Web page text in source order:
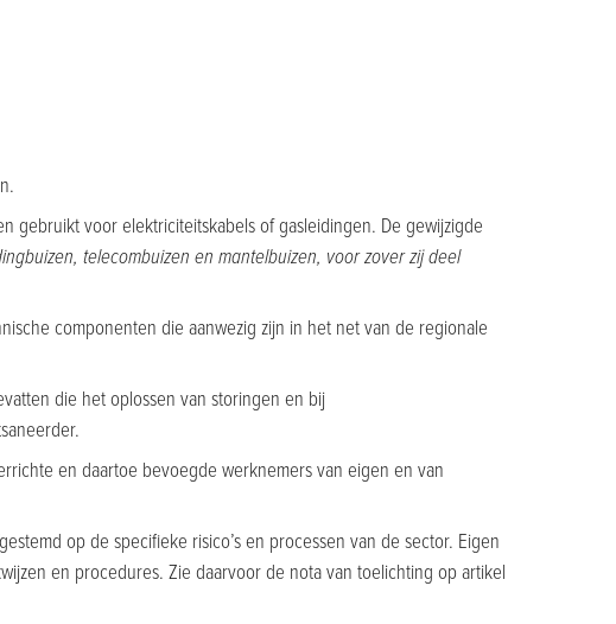
gebruikt voor elektriciteitskabels of gasleidingen. De gewijzigde
telecombuizen en mantelbuizen, voor zover zij deel
componenten die aanwezig zijn in het net van de regionale
die het oplossen van storingen en bij
en daartoe bevoegde werknemers van eigen en van
op de specifieke risico’s en processen van de sector. Eigen
en procedures. Zie daarvoor de nota van toelichting op artikel